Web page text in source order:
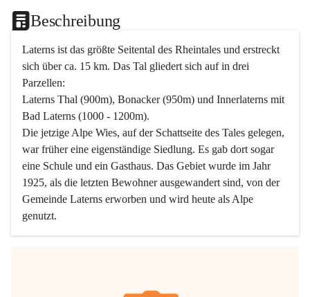
Beschreibung
Laterns ist das größte Seitental des Rheintales und erstreckt
sich über ca. 15 km. Das Tal gliedert sich auf in drei
Parzellen:
Laterns Thal (900m), Bonacker (950m) und Innerlaterns mit
Bad Laterns (1000 - 1200m).
Die jetzige Alpe Wies, auf der Schattseite des Tales gelegen,
war früher eine eigenständige Siedlung. Es gab dort sogar
eine Schule und ein Gasthaus. Das Gebiet wurde im Jahr
1925, als die letzten Bewohner ausgewandert sind, von der
Gemeinde Laterns erworben und wird heute als Alpe
genutzt.